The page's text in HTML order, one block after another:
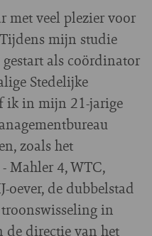
met veel plezier voor
mijn studie
als coördinator
Stedelijke
ik in mijn 21-jarige
zoals het
Mahler 4, WTC,
oever, de dubbelstad
in
directie van het